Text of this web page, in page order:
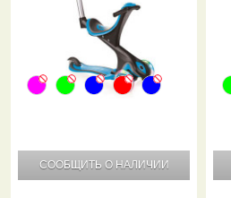
СООБЩИТЬ О НАЛИЧИИ